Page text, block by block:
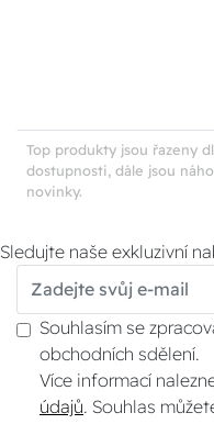
Top produkty jsou řazeny
dostupnosti, dále jsou
novinky.
Sledujte naše exkluzivní
Souhlasím se
obchodních sdělení.
Více informací
údajů . Souhlas